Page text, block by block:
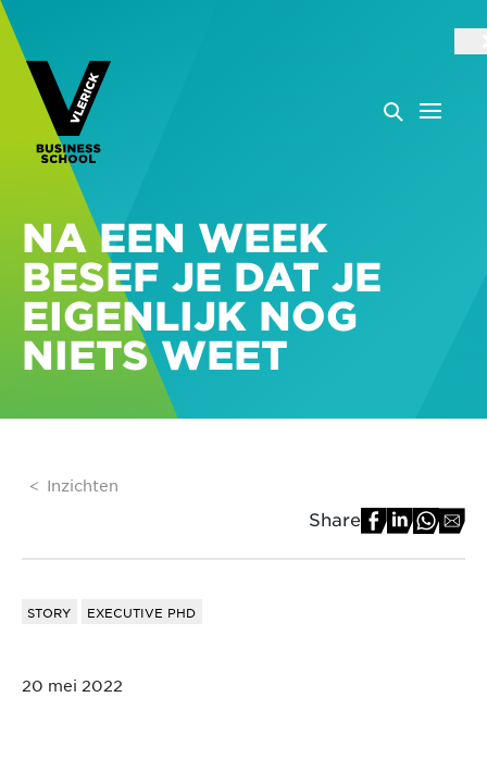
NA EEN WEEK
BESEF JE DAT JE
EIGENLIJK NOG
NIETS WEET
Inzichten
Share
STORY EXECUTIVE PHD
20 mei 2022